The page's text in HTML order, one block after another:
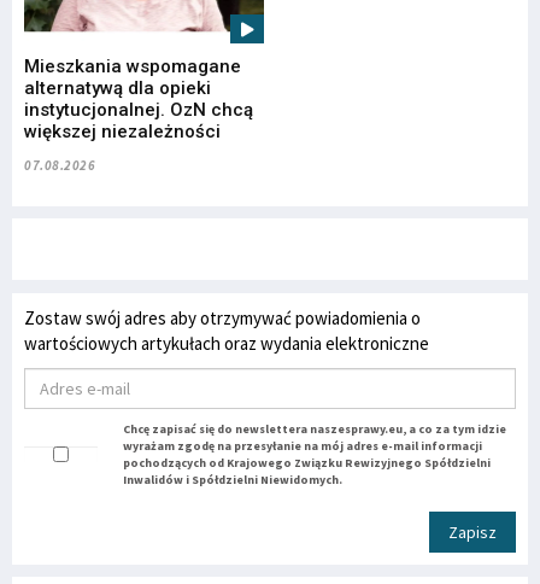
Mieszkania wspomagane
alternatywą dla opieki
instytucjonalnej. OzN chcą
większej niezależności
07.08.2026
Zostaw swój adres aby otrzymywać powiadomienia o
wartościowych artykułach oraz wydania elektroniczne
Chcę zapisać się do newslettera naszesprawy.eu, a co za tym idzie
wyrażam zgodę na przesyłanie na mój adres e-mail informacji
pochodzących od Krajowego Związku Rewizyjnego Spółdzielni
Inwalidów i Spółdzielni Niewidomych.
Zapisz